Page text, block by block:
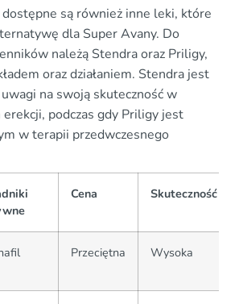
są również inne leki, które
dla Super Avany. Do
należą Stendra oraz Priligy,
oraz działaniem. Stendra jest
na swoją skuteczność w
erekcji, podczas gdy Priligy jest
w terapii przedwczesnego
Cena Skuteczność
Przeciętna Wysoka